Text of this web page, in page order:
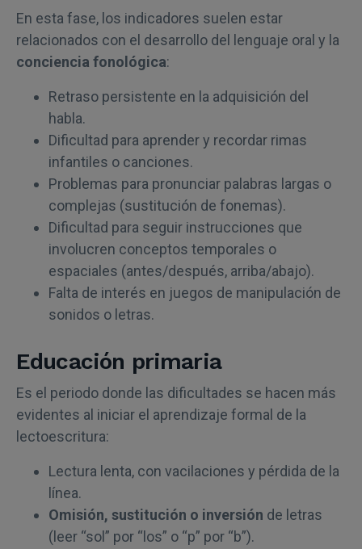
En esta fase, los indicadores suelen estar
relacionados con el desarrollo del lenguaje oral y la
conciencia fonológica:
Retraso persistente en la adquisición del
habla.
Dificultad para aprender y recordar rimas
infantiles o canciones.
Problemas para pronunciar palabras largas o
complejas (sustitución de fonemas).
Dificultad para seguir instrucciones que
involucren conceptos temporales o
espaciales (antes/después, arriba/abajo).
Falta de interés en juegos de manipulación de
sonidos o letras.
Educación primaria
Es el periodo donde las dificultades se hacen más
evidentes al iniciar el aprendizaje formal de la
lectoescritura:
Lectura lenta, con vacilaciones y pérdida de la
línea.
Omisión, sustitución o inversión de letras
(leer “sol” por “los” o “p” por “b”).